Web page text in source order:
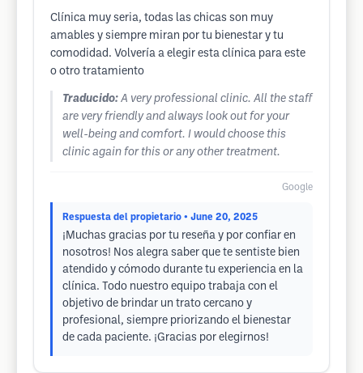
Clínica muy seria, todas las chicas son muy
amables y siempre miran por tu bienestar y tu
comodidad. Volvería a elegir esta clínica para este
o otro tratamiento
Traducido: A very professional clinic. All the staff
are very friendly and always look out for your
well-being and comfort. I would choose this
clinic again for this or any other treatment.
Google
Respuesta del propietario • June 20, 2025
¡Muchas gracias por tu reseña y por confiar en
nosotros! Nos alegra saber que te sentiste bien
atendido y cómodo durante tu experiencia en la
clínica. Todo nuestro equipo trabaja con el
objetivo de brindar un trato cercano y
profesional, siempre priorizando el bienestar
de cada paciente. ¡Gracias por elegirnos!